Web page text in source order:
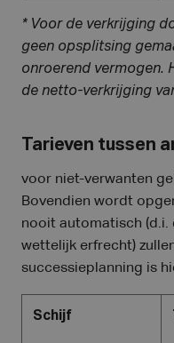
* Voor de verkrijging
geen opsplitsing
onroerend vermogen.
de netto-verkrijging
Tarieven tussen
voor niet-verwanten
Bovendien wordt
nooit automatisch (d.i.
wettelijk erfrecht)
successieplanning is
Schijf